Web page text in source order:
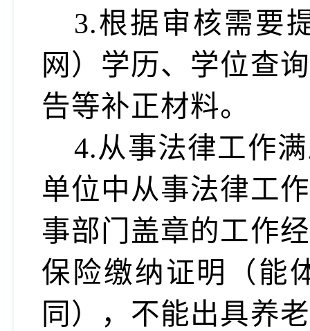
3.根据审核需要
网）学历、学位查
告等补正材料。
4.从事法律工作
单位中从事法律工
事部门盖章的工作
保险缴纳证明（能
同），不能出具养